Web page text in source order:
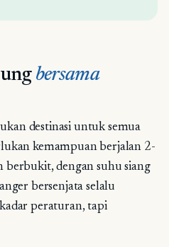
bersama
destinasi untuk semua
kemampuan berjalan 2-
berbukit, dengan suhu siang
bersenjata selalu
peraturan, tapi